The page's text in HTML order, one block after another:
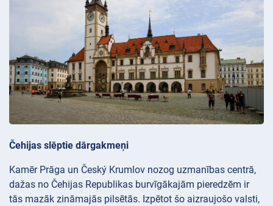
Čehijas slēptie dārgakmeņi
Kamēr Prāga un Český Krumlov nozog uzmanības centrā,
dažas no Čehijas Republikas burvīgākajām pieredzēm ir
tās mazāk zināmajās pilsētās. Izpētot šo aizraujošo valsti,